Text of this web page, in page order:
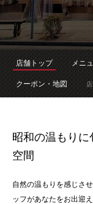
店舗トップ メニ
クーポン・地図
昭和の温もりに
空間
自然の温もりを感じさ
ッフがあなたをお出迎